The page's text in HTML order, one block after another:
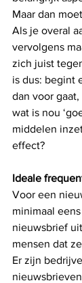
Maar dan
Als je overal
vervolgens
zich juist
is dus: begint
dan voor
wat is nou
middelen
effect?
Ideale
Voor een
minimaal
nieuwsbrief
mensen dat
Er zijn